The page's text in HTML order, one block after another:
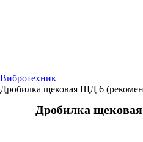
Вибротехник
Дробилка щековая ЩД 6
Дробилка